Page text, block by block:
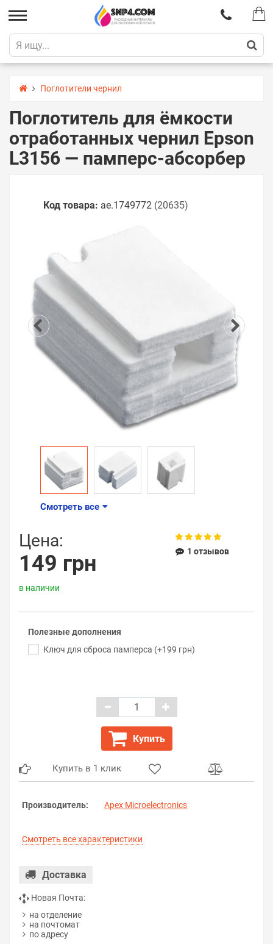
Поглотители чернил
Поглотитель для ёмкости
отработанных чернил Epson
L3156 — памперс-абсорбер
Код товара: ae.1749772 (20635)
Смотреть все
Цена:
149 грн
в наличии
1 отзывов
Полезные дополнения
Ключ для сброса памперса (+199 грн)
Купить
Купить в 1 клик
Производитель: Apex Microelectronics
Смотреть все характеристики
Доставка
Новая Почта:
на отделение
на почтомат
по адресу